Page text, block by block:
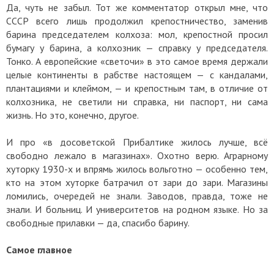
Да, чуть не забыл. Тот же комментатор открыл мне, что
СССР всего лишь продолжил крепостничество, заменив
барина председателем колхоза: мол, крепостной просил
бумагу у барина, а колхозник — справку у председателя.
Тонко. А европейские «светочи» в это самое время держали
целые континенты в рабстве настоящем — с кандалами,
плантациями и клеймом, — и крепостным там, в отличие от
колхозника, не светили ни справка, ни паспорт, ни сама
жизнь. Но это, конечно, другое.
И про «в досоветской Прибалтике жилось лучше, всё
свободно лежало в магазинах». Охотно верю. Аграрному
хуторку 1930-х и впрямь жилось вольготно — особенно тем,
кто на этом хуторке батрачил от зари до зари. Магазины
ломились, очередей не знали. Заводов, правда, тоже не
знали. И больниц. И университетов на родном языке. Но за
свободные прилавки — да, спасибо барину.
Самое главное